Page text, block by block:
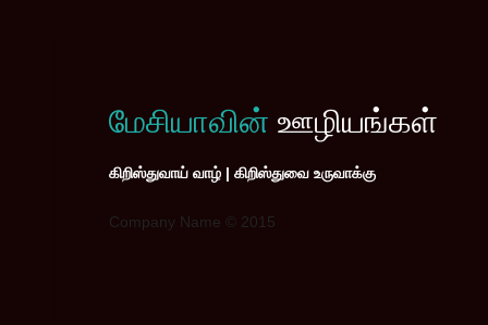
மேசியாவின் ஊழியங்கள்
கிறிஸ்துவாய் வாழ் | கிறிஸ்துவை உருவாக்கு
Company Name © 2015